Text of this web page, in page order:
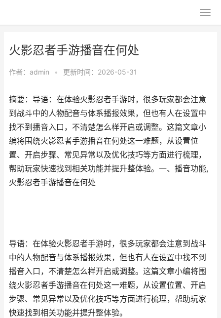
火影忍者手游播音在何处
作者： admin • 更新时间：2026-05-31
摘要：导语：在体验火影忍者手游时，很多玩家都会注意
到战斗中的人物配音与体系播报效果，但也有人在设置中
找不到播音入口，不清楚怎么样开启或调整。这篇文章小
编将围绕火影忍者手游播音在何处这一难题，从设置位
置、开启步骤、常见异常以及优化技巧等方面进行梳理，
帮助玩家快速找到相关功能并提升整体验。一、播音功能,
火影忍者手游播音在何处
导语：在体验火影忍者手游时，很多玩家都会注意到战斗
中的人物配音与体系播报效果，但也有人在设置中找不到
播音入口，不清楚怎么样开启或调整。这篇文章小编将围
绕火影忍者手游播音在何处这一难题，从设置位置、开启
步骤、常见异常以及优化技巧等方面进行梳理，帮助玩家
快速找到相关功能并提升整体验。